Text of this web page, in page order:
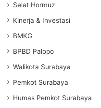
Selat Hormuz
Kinerja & Investasi
BMKG
BPBD Palopo
Walikota Surabaya
Pemkot Surabaya
Humas Pemkot Surabaya